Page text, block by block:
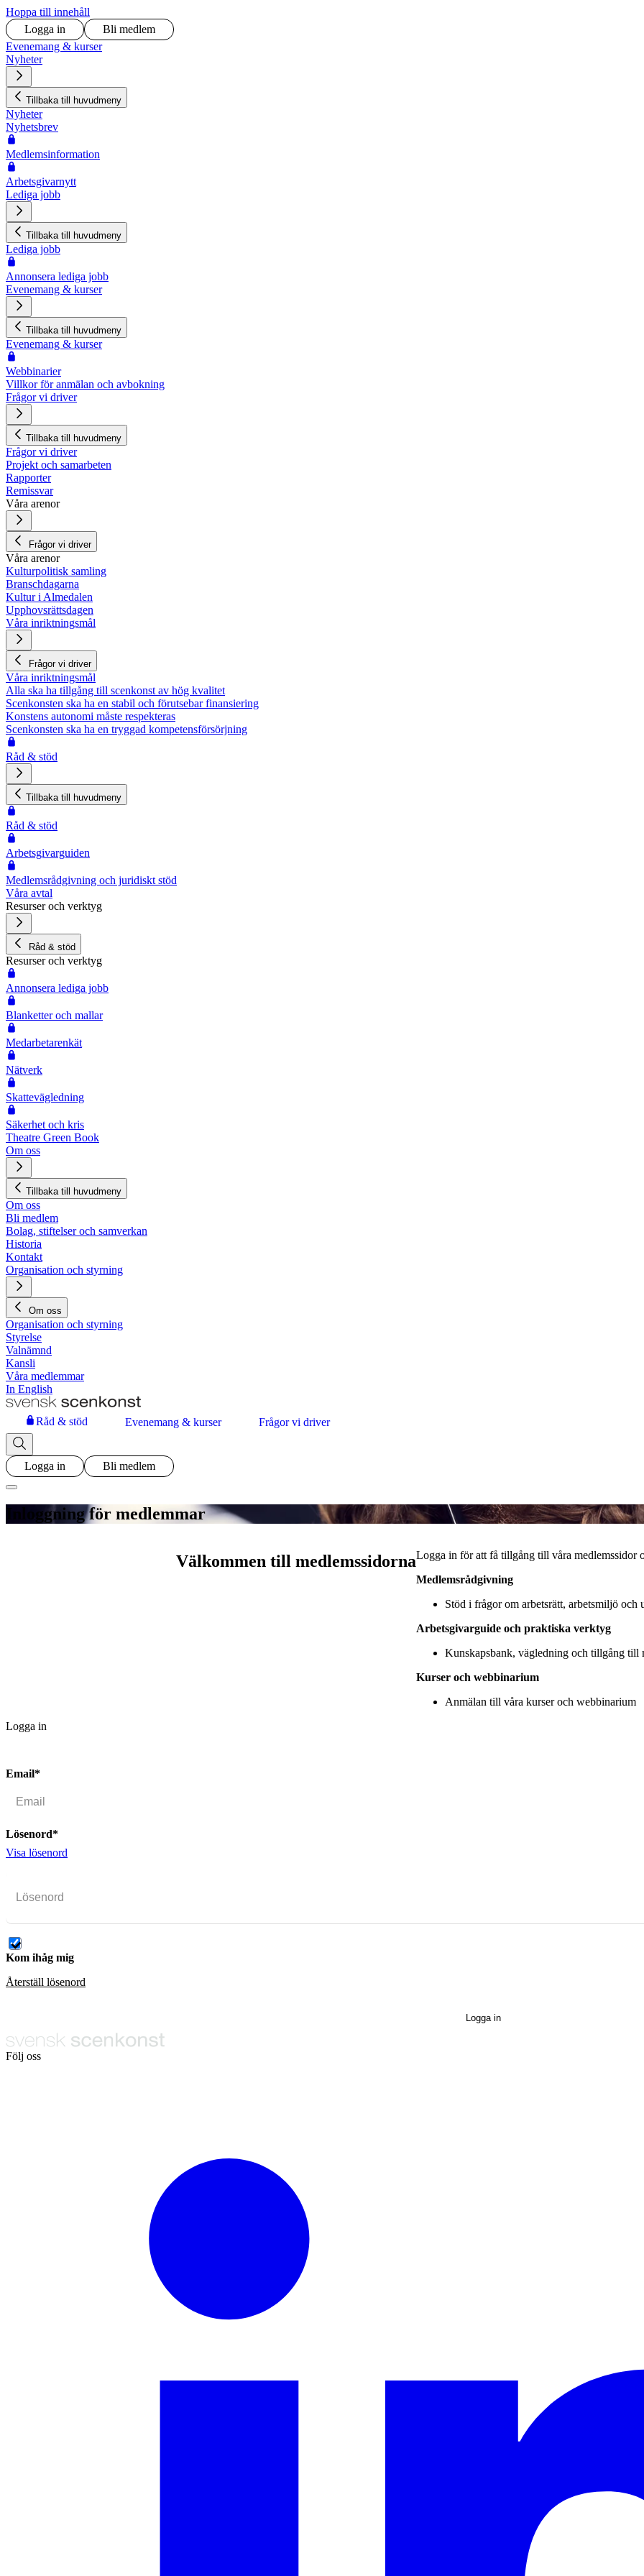
Hoppa till innehåll
Logga in
Bli medlem
Evenemang & kurser
Nyheter
Tillbaka till huvudmeny
Nyheter
Nyhetsbrev
Medlemsinformation
Arbetsgivarnytt
Lediga jobb
Tillbaka till huvudmeny
Lediga jobb
Annonsera lediga jobb
Evenemang & kurser
Tillbaka till huvudmeny
Evenemang & kurser
Webbinarier
Villkor för anmälan och avbokning
Frågor vi driver
Tillbaka till huvudmeny
Frågor vi driver
Projekt och samarbeten
Rapporter
Remissvar
Våra arenor
Frågor vi driver
Våra arenor
Kulturpolitisk samling
Branschdagarna
Kultur i Almedalen
Upphovsrättsdagen
Våra inriktningsmål
Frågor vi driver
Våra inriktningsmål
Alla ska ha tillgång till scenkonst av hög kvalitet
Scenkonsten ska ha en stabil och förutsebar finansiering
Konstens autonomi måste respekteras
Scenkonsten ska ha en tryggad kompetensförsörjning
Råd & stöd
Tillbaka till huvudmeny
Råd & stöd
Arbetsgivarguiden
Medlemsrådgivning och juridiskt stöd
Våra avtal
Resurser och verktyg
Råd & stöd
Resurser och verktyg
Annonsera lediga jobb
Blanketter och mallar
Medarbetarenkät
Nätverk
Skattevägledning
Säkerhet och kris
Theatre Green Book
Om oss
Tillbaka till huvudmeny
Om oss
Bli medlem
Bolag, stiftelser och samverkan
Historia
Kontakt
Organisation och styrning
Om oss
Organisation och styrning
Styrelse
Valnämnd
Kansli
Våra medlemmar
In English
Råd & stöd Evenemang & kurser Frågor vi driver
Logga in Bli medlem
Inloggning för medlemmar
Välkommen till medlemssidornaLogga in för att få tillgång till våra medlemssidor
Medlemsrådgivning
Stöd i frågor om arbetsrätt, arbetsmiljö och
Arbetsgivarguide och praktiska verktyg
Kunskapsbank, vägledning och tillgång till
Kurser och webbinarium
Anmälan till våra kurser och webbinarium
Logga in
Email*
Lösenord*
Visa lösenord
Kom ihåg mig
Återställ lösenord
Följ oss